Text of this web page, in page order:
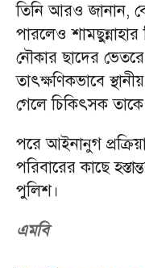
তিনি আরও জানান,
পারলেও
নৌকার ছাদের ভেতরে
তাৎক্ষণিকভাবে
গেলে চিকিৎসক
পরে আইনানুগ
পরিবারের কাছে
পুলিশ।
এমবি